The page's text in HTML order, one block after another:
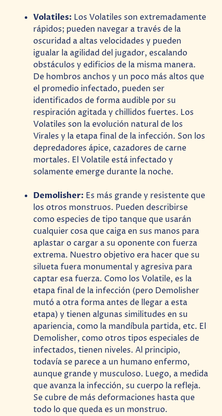
Volatiles: Los Volatiles son extremadamente
rápidos; pueden navegar a través de la
oscuridad a altas velocidades y pueden
igualar la agilidad del jugador, escalando
obstáculos y edificios de la misma manera.
De hombros anchos y un poco más altos que
el promedio infectado, pueden ser
identificados de forma audible por su
respiración agitada y chillidos fuertes. Los
Volatiles son la evolución natural de los
Virales y la etapa final de la infección. Son los
depredadores ápice, cazadores de carne
mortales. El Volatile está infectado y
solamente emerge durante la noche.
Demolisher: Es más grande y resistente que
los otros monstruos. Pueden describirse
como especies de tipo tanque que usarán
cualquier cosa que caiga en sus manos para
aplastar o cargar a su oponente con fuerza
extrema. Nuestro objetivo era hacer que su
silueta fuera monumental y agresiva para
captar esa fuerza. Como los Volatile, es la
etapa final de la infección (pero Demolisher
mutó a otra forma antes de llegar a esta
etapa) y tienen algunas similitudes en su
apariencia, como la mandíbula partida, etc. El
Demolisher, como otros tipos especiales de
infectados, tienen niveles. Al principio,
todavía se parece a un humano enfermo,
aunque grande y musculoso. Luego, a medida
que avanza la infección, su cuerpo la refleja.
Se cubre de más deformaciones hasta que
todo lo que queda es un monstruo.